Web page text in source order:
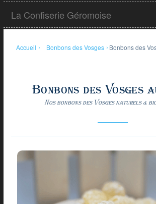
Aller
contenu
La Confiserie Géromoise
Accueil › Bonbons des Vosges › Bonbons des
Bonbons des Vosges
Nos bonbons des Vosges naturels &